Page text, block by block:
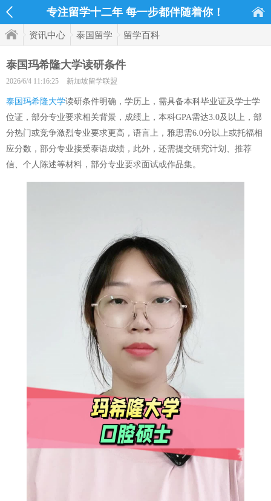
专注留学十二年 每一步都伴随着你！
资讯中心 泰国留学 留学百科
泰国玛希隆大学读研条件
2026/6/4 11:16:25 新加坡留学联盟
泰国玛希隆大学读研条件明确，学历上，需具备本科毕业证及学士学
位证，部分专业要求相关背景，成绩上，本科GPA需达3.0及以上，部
分热门或竞争激烈专业要求更高，语言上，雅思需6.0分以上或托福相
应分数，部分专业接受泰语成绩，此外，还需提交研究计划、推荐
信、个人陈述等材料，部分专业要求面试或作品集。